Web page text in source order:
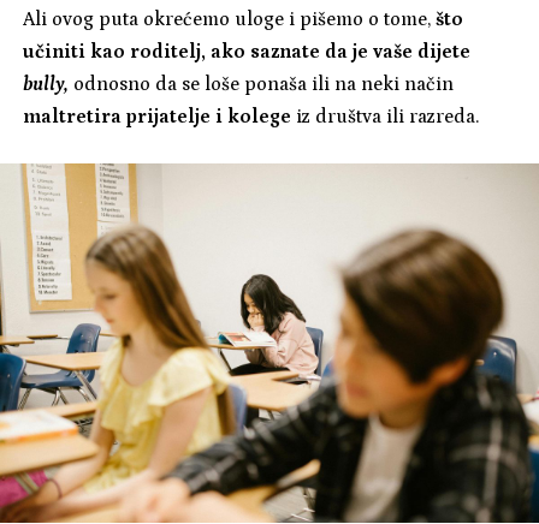
Ali ovog puta okrećemo uloge i pišemo o tome,što
učiniti kao roditelj, ako saznate da je vaše dijete
bully, odnosno da se loše ponaša ili na neki način
maltretira prijatelje i kolege iz društva ili razreda.